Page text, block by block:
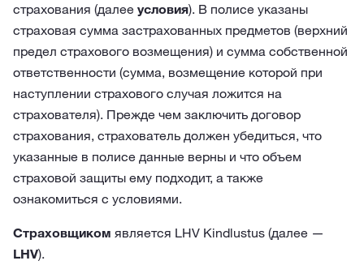
страхования (далее условия). В полисе указаны
страховая сумма застрахованных предметов (верхний
предел страхового возмещения) и сумма собственной
ответственности (сумма, возмещение которой при
наступлении страхового случая ложится на
страхователя). Прежде чем заключить договор
страхования, страхователь должен убедиться, что
указанные в полисе данные верны и что объем
страховой защиты ему подходит, а также
ознакомиться с условиями.
Страховщиком является LHV Kindlustus (далее —
LHV).